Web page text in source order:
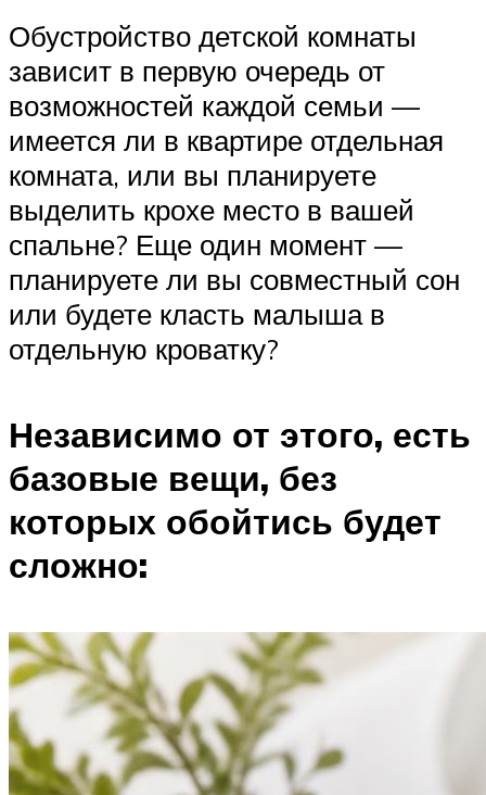
Обустройство детской комнаты
зависит в первую очередь от
возможностей каждой семьи —
имеется ли в квартире отдельная
комната, или вы планируете
выделить крохе место в вашей
спальне? Еще один момент —
планируете ли вы совместный сон
или будете класть малыша в
отдельную кроватку?
Независимо от этого, есть
базовые вещи, без
которых обойтись будет
сложно: